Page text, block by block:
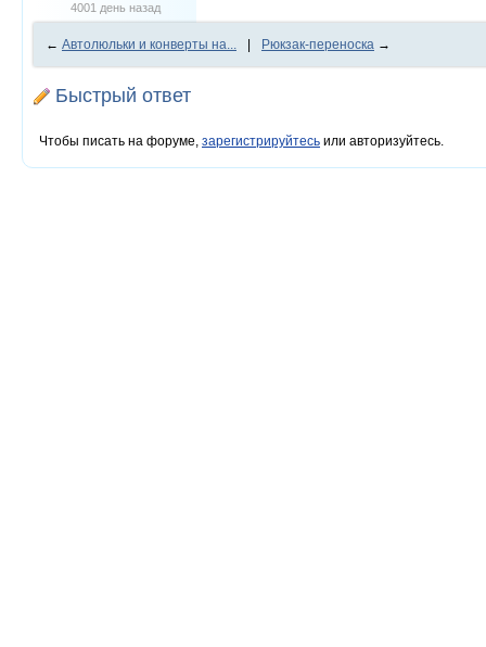
4001 день назад
← Автолюльки и конверты на... Рюкзак-переноска →
Быстрый ответ
Чтобы писать на форуме, зарегистрируйтесь или авторизуйтесь.